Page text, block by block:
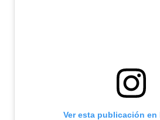
Ver esta publicación en